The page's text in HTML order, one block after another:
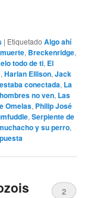
| Etiquetado Algo ahí
, Breckenridge,
todo de ti, El
,Harlan Ellison,Jack
conectada, La
no ven, Las
Omelas, Philip José
,Serpiente de
y su perro,
2